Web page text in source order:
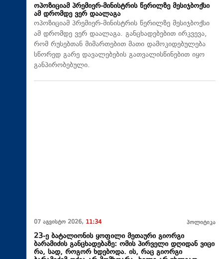
ოპოზიციამ პრემიერ-მინისტრის წერილზე მესიჯბოქსი
ამ დრომდე ვერ დაალაგა
ოპოზიციამ პრემიერ-მინისტრის წერილზე მესიჯბოქსი
ამ დრომდე ვერ დაალაგა. განცხადებებით ირკვევა,
რომ რუსებთან მიმართებით მათი დამოკიდებულება
სწორედ გარე დავალებების გათვალისწინებით იყო
განპირობებული.
07 აგვისტო 2026, 11:34 პოლიტიკა
23-ე ბატალიონის ყოფილი მეთაური გიორგი
ბარამიძის განცხადებაზე: ომის პირველი დღიდან ვიცი
რა, სად, როგორ ხდებოდა. ის, რაც გიორგი